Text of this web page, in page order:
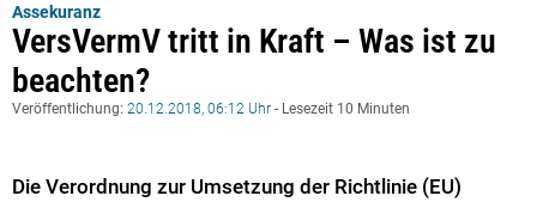
Assekuranz
VersVermV tritt in Kraft – Was ist zu
beachten?
Veröffentlichung: 20.12.2018, 06:12 Uhr - Lesezeit 10 Minuten
Die Verordnung zur Umsetzung der Richtlinie (EU)